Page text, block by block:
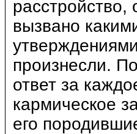
расстройство,
вызвано
произнесли.
ответ за
кармическое
его